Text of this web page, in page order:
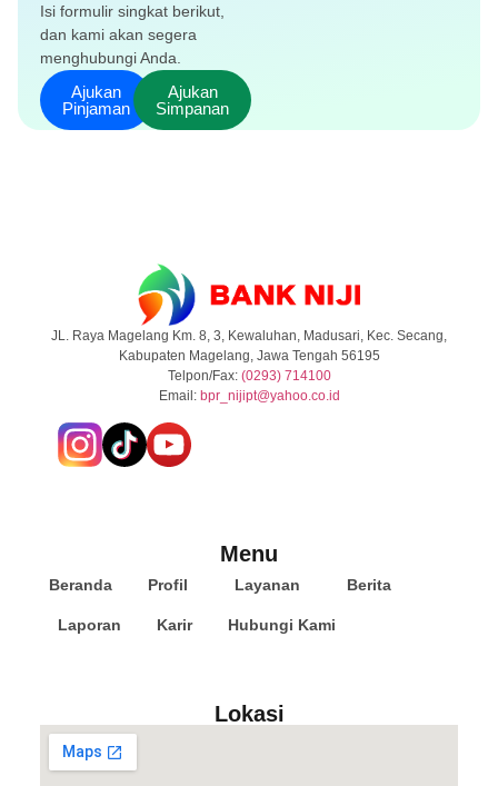
Isi formulir singkat berikut,
dan kami akan segera
menghubungi Anda.
Ajukan
Pinjaman
Ajukan
Simpanan
JL. Raya Magelang Km. 8, 3, Kewaluhan, Madusari, Kec. Secang,
Kabupaten Magelang, Jawa Tengah 56195
Telpon/Fax: (0293) 714100
Email: bpr_nijipt@yahoo.co.id
Menu
Beranda Profil Layanan Berita
Laporan Karir Hubungi Kami
Lokasi